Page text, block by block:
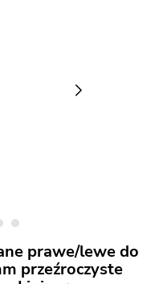
prawe/lewe do
przeźroczyste